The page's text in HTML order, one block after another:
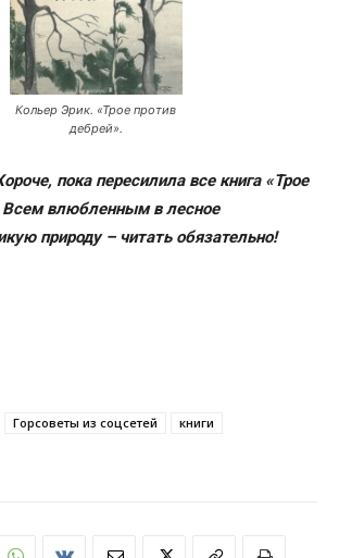
Кольер Эрик. «Трое против
дебрей».
пока пересилила все книга «Трое
Всем влюбленным в лесное
природу – читать обязательно!
Горсоветы из соцсетей
книги